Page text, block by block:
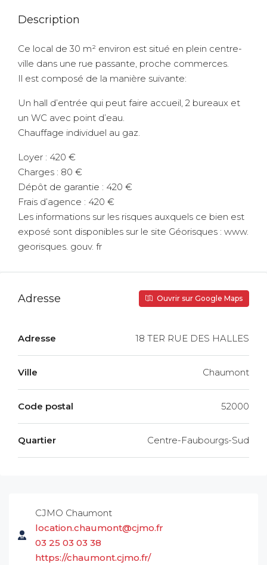
Description
Ce local de 30 m² environ est situé en plein centre-
ville dans une rue passante, proche commerces.
Il est composé de la manière suivante:
Un hall d’entrée qui peut faire accueil, 2 bureaux et
un WC avec point d’eau.
Chauffage individuel au gaz.
Loyer : 420 €
Charges : 80 €
Dépôt de garantie : 420 €
Frais d’agence : 420 €
Les informations sur les risques auxquels ce bien est
exposé sont disponibles sur le site Géorisques : www.
georisques. gouv. fr
Adresse Ouvrir sur Google Maps
Adresse 18 TER RUE DES HALLES
Ville Chaumont
Code postal 52000
Quartier Centre-Faubourgs-Sud
CJMO Chaumont
location.chaumont@cjmo.fr
03 25 03 03 38
https://chaumont.cjmo.fr/